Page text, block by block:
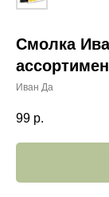
Смолка
Иван Да
99 р.